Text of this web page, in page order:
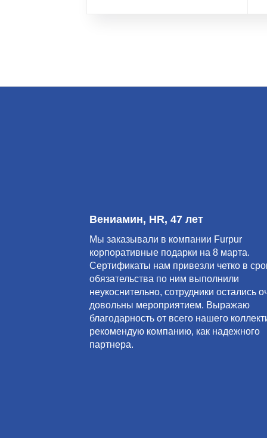
Вениамин, HR, 47 лет
Мы заказывали в компании Furpur
корпоративные подарки на 8 марта.
Сертификаты нам привезли четко в
обязательства по ним выполнили
неукоснительно, сотрудники остались
довольны мероприятием. Выражаю
благодарность от всего нашего
рекомендую компанию, как надежного
партнера.